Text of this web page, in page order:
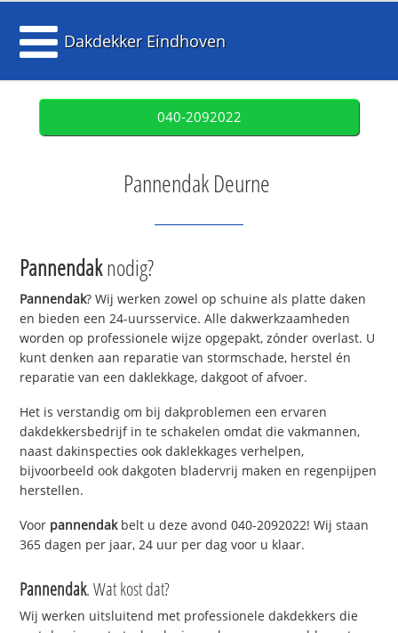
Dakdekker Eindhoven
040-2092022
Pannendak Deurne
Pannendaknodig?
Pannendak? Wij werken zowel op schuine als platte daken
en bieden een 24-uursservice. Alle dakwerkzaamheden
worden op professionele wijze opgepakt, zónder overlast. U
kunt denken aan reparatie van stormschade, herstel én
reparatie van een daklekkage, dakgoot of afvoer.
Het is verstandig om bij dakproblemen een ervaren
dakdekkersbedrijf in te schakelen omdat die vakmannen,
naast dakinspecties ook daklekkages verhelpen,
bijvoorbeeld ook dakgoten bladervrij maken en regenpijpen
herstellen.
Voor pannendakbelt u deze avond 040-2092022! Wij staan
365 dagen per jaar, 24 uur per dag voor u klaar.
Pannendak. Wat kost dat?
Wij werken uitsluitend met professionele dakdekkers die